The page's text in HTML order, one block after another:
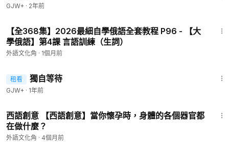
GJW+ · 2年前
【全368集】2026最細自學俄語全套教程 P96 - 【大
學俄語】第4課 言語訓練（生詞）
外語文化角 · 1個月前
租看 獨自等待
GJW+ · 1年前
西語創意 【西語創意】當你懷孕時，身體的各個器官都
在做什麼？
外語文化角 · 4個月前